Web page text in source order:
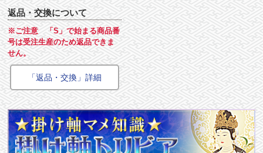
返品・交換について
※ご注意 「S」で始まる商品番
号は受注生産のため返品できま
せん。
「返品・交換」詳細